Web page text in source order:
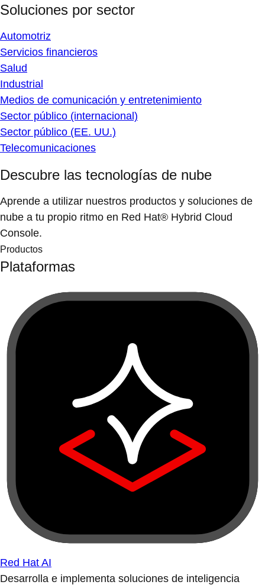
Soluciones por sector
Automotriz
Servicios financieros
Salud
Industrial
Medios de comunicación y entretenimiento
Sector público (internacional)
Sector público (EE. UU.)
Telecomunicaciones
Descubre las tecnologías de nube
Aprende a utilizar nuestros productos y soluciones de
nube a tu propio ritmo en Red Hat® Hybrid Cloud
Console.
Productos
Plataformas
Red Hat AI
Desarrolla e implementa soluciones de inteligencia